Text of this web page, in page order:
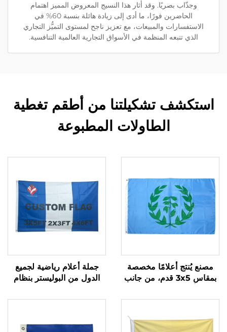
وجذّاب بصريًا. وقد أثار هذا النسيج المعروض المميز اهتمام
الحاضرين فورًا، ما أدى إلى زيادة هائلة بنسبة 60% في
الاستفسارات والمبيعات، مع تعزيز ناجح لمستوى التميُّز التجاري
الذي تتبعه المنظمة في الأسواق التجارية العالمية التنافسية.
استكشف تشكيلتنا من أطقم تغطية
الطاولات المطبوعة
مصنع يُنتج أعلامًا مخصصة
بمقاس 3x5 قدم، من جانب
جملة أعلام رياضية لجميع
الدول من البوليستر بنظام
جانب واحد أو من جهتين